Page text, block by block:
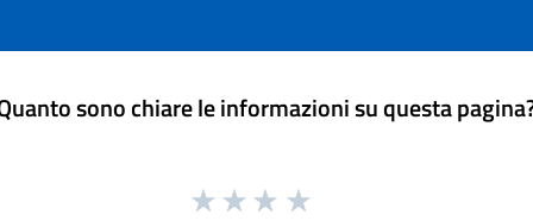
sono chiare le informazioni su questa